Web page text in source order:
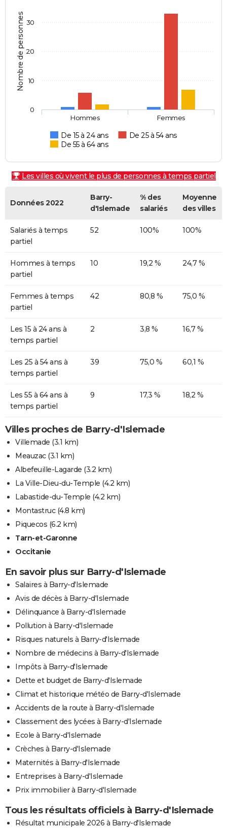
Nombre de personnes
De 15 à 24 ans
De 25 à 54 ans
De 55 à 64 ans
Hommes Femmes
0
10
20
30
Les villes où vivent le plus de personnes à temps partiel
Données 2022
Barry-
d'Islemade
% des
salariés
Moyenne
des villes
Salariés à temps
partiel
52 100% 100%
Hommes à temps
partiel
10 19,2 % 24,7 %
Femmes à temps
partiel
42 80,8 % 75,0 %
Les 15 à 24 ans à
temps partiel
2 3,8 % 16,7 %
Les 25 à 54 ans à
temps partiel
39 75,0 % 60,1 %
Les 55 à 64 ans à
temps partiel
9 17,3 % 18,2 %
Villes proches de Barry-d'Islemade
Villemade (3.1 km)
Meauzac(3.1 km)
Albefeuille-Lagarde (3.2 km)
La Ville-Dieu-du-Temple (4.2 km)
Labastide-du-Temple (4.2 km)
Montastruc(4.8 km)
Piquecos (6.2 km)
Tarn-et-Garonne
Occitanie
En savoir plus sur Barry-d'Islemade
Salaires à Barry-d'Islemade
Avis de décès à Barry-d'Islemade
Délinquance à Barry-d'Islemade
Pollution à Barry-d'Islemade
Risques naturels à Barry-d'Islemade
Nombre de médecins à Barry-d'Islemade
Impôts à Barry-d'Islemade
Dette et budget de Barry-d'Islemade
Climat et historique météo de Barry-d'Islemade
Accidents de la route à Barry-d'Islemade
Classement des lycées à Barry-d'Islemade
Ecole à Barry-d'Islemade
Crèches à Barry-d'Islemade
Maternités à Barry-d'Islemade
Entreprises à Barry-d'Islemade
Prix immobilier à Barry-d'Islemade
Tous les résultats officiels à Barry-d'Islemade
Résultat municipale 2026 à Barry-d'Islemade